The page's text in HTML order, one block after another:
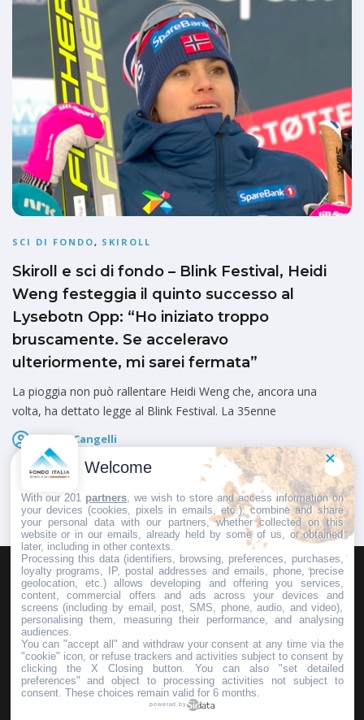
SCI DI FONDO, SKIROLL
Skiroll e sci di fondo – Blink Festival, Heidi
Weng festeggia il quinto successo al
Lysebotn Opp: “Ho iniziato troppo
bruscamente. Se acceleravo
ulteriormente, mi sarei fermata”
La pioggia non può rallentare Heidi Weng che, ancora una
volta, ha dettato legge al Blink Festival. La 35enne
Marco Cangelli
Pubblicato il
HOMEPAGEREDAZIONEINVIA UN COMUNICATO STAMPA
PUBBLICITÀSCRIVI AL DIRETTORE
Copyright © 2016 - 2025 ASD Fondo Italia - Partita Iva: IT 03855110049
Welcome
With our 201 partners , we wish to store and access information on
your devices (cookies, pixels in emails, etc.), combine and share
your personal data with our partners, whether collected on this
website or in our emails, already held by some of us, or obtained
later, including in other contexts.
Processing this data (identifiers, browsing, preferences, purchases,
loyalty programs, IP, postal addresses and emails, phone, precise
geolocation, etc.) allows developing and offering you services,
content, commercial offers and ads across your devices and
screens (including by email, post, SMS, phone, audio, and video),
personalising them, measuring their performance, and analysing
audiences.
You can "accept all" and withdraw your consent at any time via the
"cookie" icon, or refuse trackers and activities subject to consent by
clicking the X Closing button. You can also "set detailed
preferences" and object to processing activities not subject to
consent. These choices remain valid for 6 months.
powered by